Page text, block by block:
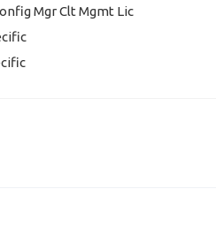
Mgr Clt Mgmt Lic